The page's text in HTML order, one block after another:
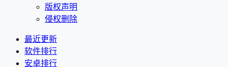
版权声明
侵权删除
最近更新
软件排行
安卓排行